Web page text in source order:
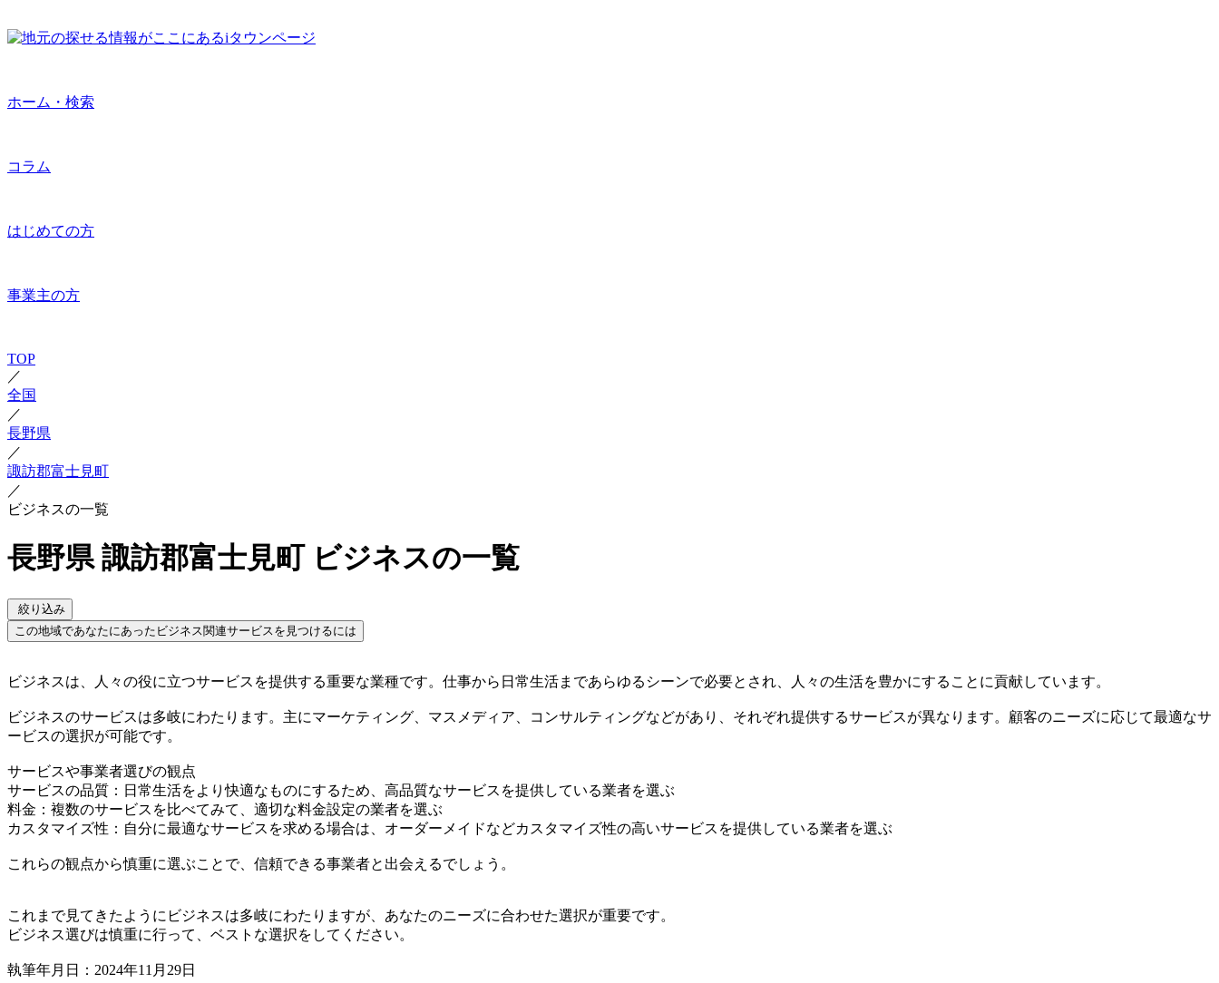
ホーム・検索
コラム
はじめての方
事業主の方
TOP
／
全国
／
長野県
／
諏訪郡富士見町
／
ビジネスの一覧
長野県 諏訪郡富士見町 ビジネスの一覧
絞り込み
この地域であなたにあったビジネス関連サービスを見つけるには
ビジネスは、人々の役に立つサービスを提供する重要な業種です。仕事から日常生活まであらゆるシーンで必要とされ、人々の生活を豊かにすることに貢献しています。
ビジネスのサービスは多岐にわたります。主にマーケティング、マスメディア、コンサルティングなどがあり、それぞれ提供するサービスが異なります。顧客のニーズに応じて最適なサ
ービスの選択が可能です。
サービスや事業者選びの観点
サービスの品質：日常生活をより快適なものにするため、高品質なサービスを提供している業者を選ぶ
料金：複数のサービスを比べてみて、適切な料金設定の業者を選ぶ
カスタマイズ性：自分に最適なサービスを求める場合は、オーダーメイドなどカスタマイズ性の高いサービスを提供している業者を選ぶ
これらの観点から慎重に選ぶことで、信頼できる事業者と出会えるでしょう。
これまで見てきたようにビジネスは多岐にわたりますが、あなたのニーズに合わせた選択が重要です。
ビジネス選びは慎重に行って、ベストな選択をしてください。
執筆年月日：2024年11月29日